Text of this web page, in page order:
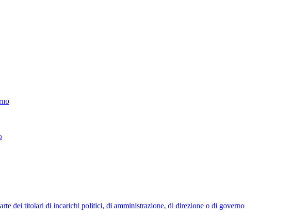
dei titolari di incarichi politici, di amministrazione, di direzione o di governo